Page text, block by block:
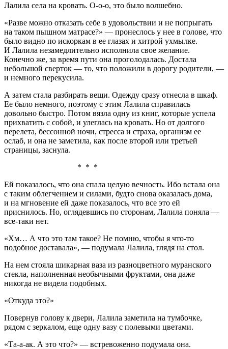
Лалила села на кровать. О-о-о, это было волшебно.
«Разве можно отказать себе в удовольствии и не попрыгать
на таком пышном матрасе?» — пронеслось у нее в голове, что
было видно по искоркам в ее глазах и хитрой ухмылке.
И Лалила незамедлительно исполнила свое желание.
Конечно же, за время пути она проголодалась. Достала
небольшой сверток — то, что положили в дорогу родители, —
и немного перекусила.
А затем стала разбирать вещи. Одежду сразу отнесла в шкаф.
Ее было немного, поэтому с этим Лалила справилась
довольно быстро. Потом вязла одну из книг, которые успела
прихватить с собой, и улеглась на кровать. Но от долгого
перелета, бессонной ночи, стресса и страха, организм ее
ослаб, и она не заметила, как после второй или третьей
страницы, заснула.
* * *
Ей показалось, что она спала целую вечность. Ибо встала она
с таким облегчением и силами, будто снова оказалась дома,
и на мгновение ей даже показалось, что все это ей
приснилось. Но, оглядевшись по сторонам, Лалила поняла —
все-таки нет.
«Хм… А что это там такое? Не помню, чтобы я что-то
подобное доставала», — подумала Лалила, глядя на стол.
На нем стояла шикарная ваза из разноцветного муранского
стекла, наполненная необычными фруктами, она даже
никогда не видела подобных.
«Откуда это?»
Повернув голову к двери, Лалила заметила на тумбочке,
рядом с зеркалом, еще одну вазу с полевыми цветами.
«Та-а-ак. А это что?» — встревоженно подумала она.